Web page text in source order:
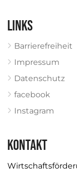
Links
Barrierefreiheit
Impressum
Datenschutz
facebook
Instagram
KONTAKT